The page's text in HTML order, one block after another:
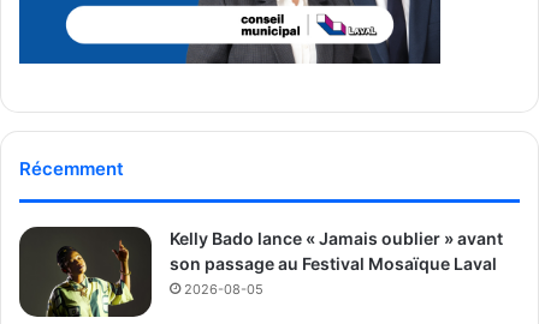
Le 24 juin, les célébrations se déploieront dans plusieurs
quartiers : dès 11 h au parc Champfleury avec l’école
Martin avec la Société Saint-Vincent-de-Paul Conférence
Saint-Martin, dès 12 h au parc Prévost avec l’Association
André-Benjamin-Papineau, dès 13 h 30 à l’église de l’Île-
Jésus avec le Club Privilège Duvernay, dès 14 h au parc
Campeau avec le Centre de Référence des Élèves Issus
Récemment
Kelly Bado lance « Jamais oublier » avant
son passage au Festival Mosaïque Laval
2026-08-05